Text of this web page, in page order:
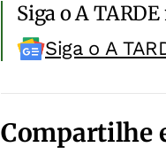
Siga o A
Siga o A
Compartilhe